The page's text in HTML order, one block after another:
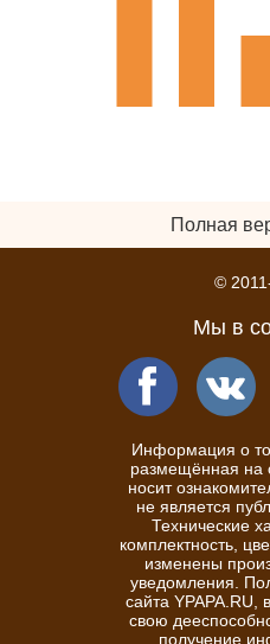
Полная
©
Мы в
Информация о
размещённая на
носит
не является
Технические
комплектность,
изменены
уведомления.
сайта YPAPA.RU,
свою
получение